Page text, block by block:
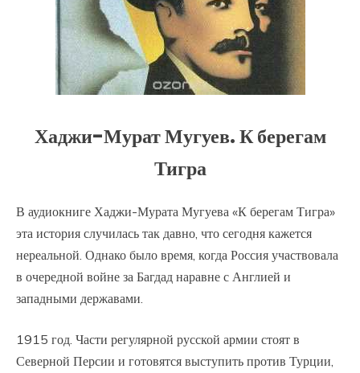
Хаджи-Мурат Мугуев. К берегам
Тигра
В аудиокниге Хаджи-Мурата Мугуева «К берегам Тигра»
эта история случилась так давно, что сегодня кажется
нереальной. Однако было время, когда Россия участвовала
в очередной войне за Багдад наравне с Англией и
западными державами.
1915 год. Части регулярной русской армии стоят в
Северной Персии и готовятся выступить против Турции,